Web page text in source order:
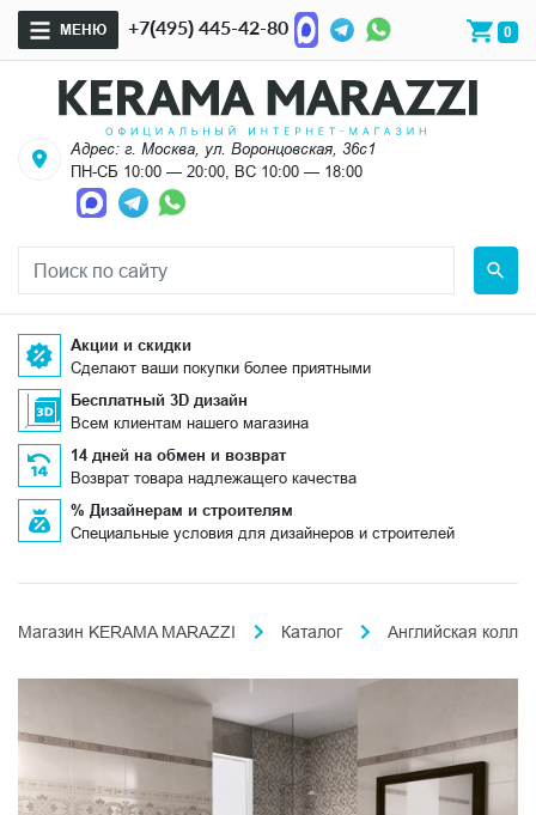
МЕНЮ +7(495) 445-42-80 0
Адрес: г. Москва, ул. Воронцовская, 36с1
ПН-СБ 10:00 — 20:00, ВС 10:00 — 18:00
Акции и скидки
Сделают ваши покупки более приятными
Бесплатный 3D дизайн
Всем клиентам нашего магазина
14 дней на обмен и возврат
Возврат товара надлежащего качества
% Дизайнерам и строителям
Специальные условия для дизайнеров и строителей
Магазин KERAMA MARAZZI Каталог Английская